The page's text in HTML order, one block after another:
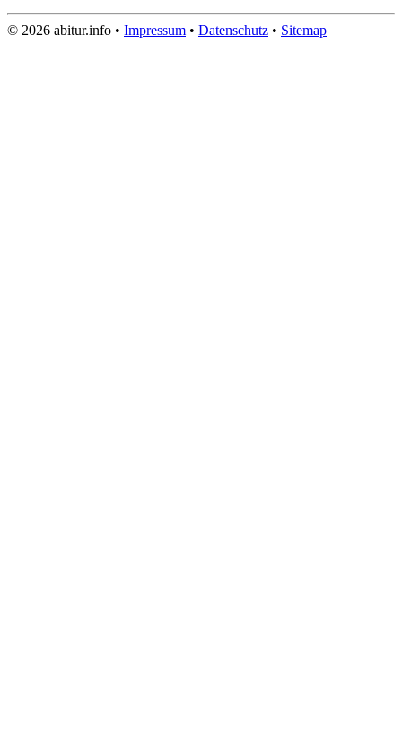
© 2026 abitur.info • Impressum • Datenschutz • Sitemap